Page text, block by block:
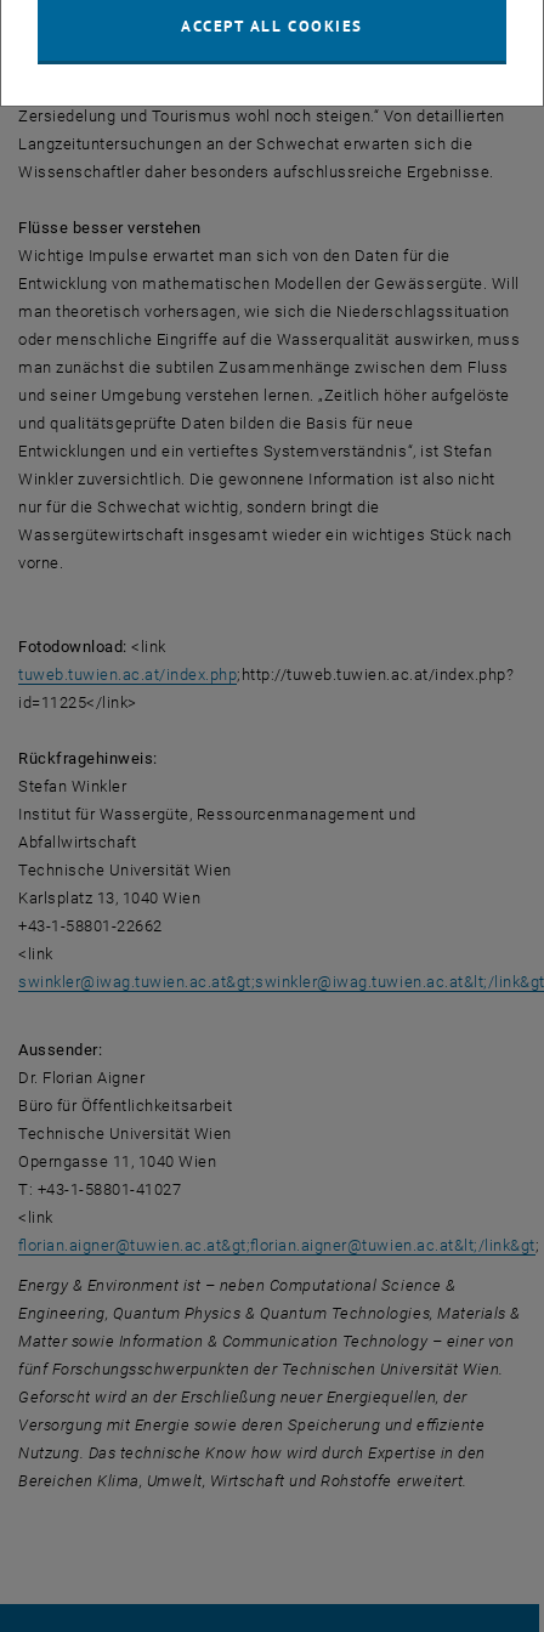
interessantes Gewässer“, meint Stefan Winkler. „Wir finden dort
sowohl naturbelassenen Auwald als auch dicht verbautes Gebiet –
Zersiedelung und Tourismus wohl noch steigen.“ Von detaillierten
Langzeituntersuchungen an der Schwechat erwarten sich die
Wissenschaftler daher besonders aufschlussreiche Ergebnisse.
Flüsse besser verstehen
Wichtige Impulse erwartet man sich von den Daten für die
Entwicklung von mathematischen Modellen der Gewässergüte. Will
man theoretisch vorhersagen, wie sich die Niederschlagssituation
oder menschliche Eingriffe auf die Wasserqualität auswirken, muss
man zunächst die subtilen Zusammenhänge zwischen dem Fluss
und seiner Umgebung verstehen lernen. „Zeitlich höher aufgelöste
und qualitätsgeprüfte Daten bilden die Basis für neue
Entwicklungen und ein vertieftes Systemverständnis“, ist Stefan
Winkler zuversichtlich. Die gewonnene Information ist also nicht
nur für die Schwechat wichtig, sondern bringt die
Wassergütewirtschaft insgesamt wieder ein wichtiges Stück nach
vorne.
Fotodownload: <link
tuweb.tuwien.ac.at/index.php;http://tuweb.tuwien.ac.at/index.php?
id=11225</link>
Rückfragehinweis:
Stefan Winkler
Institut für Wassergüte, Ressourcenmanagement und
Abfallwirtschaft
Technische Universität Wien
Karlsplatz 13, 1040 Wien
+43-1-58801-22662
<link
swinkler@ iwag.tuwien.ac.at&gt;swinkler@ iwag.tuwien.ac.at&lt;/link&gt
Aussender:
Dr. Florian Aigner
Büro für Öffentlichkeitsarbeit
Technische Universität Wien
Operngasse 11, 1040 Wien
T: +43-1-58801-41027
<link
florian.aigner@tuwien.ac.at&gt;florian.aigner@tuwien.ac.at&lt;/link&gt;
Energy & Environment ist – neben Computational Science &
Engineering, Quantum Physics & Quantum Technologies, Materials &
Matter sowie Information & Communication Technology – einer von
fünf Forschungsschwerpunkten der Technischen Universität Wien.
Geforscht wird an der Erschließung neuer Energiequellen, der
Versorgung mit Energie sowie deren Speicherung und effiziente
Nutzung. Das technische Know how wird durch Expertise in den
Bereichen Klima, Umwelt, Wirtschaft und Rohstoffe erweitert.
ACCEPT ALL COOKIES